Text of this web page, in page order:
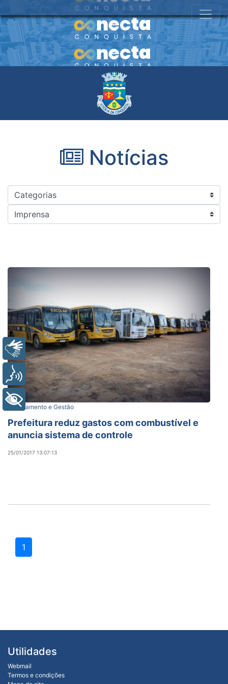
Notícias
Planejamento e Gestão
Prefeitura reduz gastos com combustível e
anuncia sistema de controle
25/01/2017 13:07:13
1
Utilidades
Webmail
Termos e condições
Libras
Voz
+ Acessibilidade